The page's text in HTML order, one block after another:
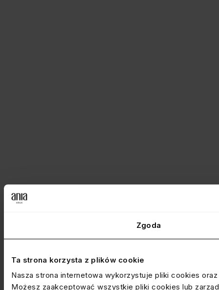
Zgoda
Ta strona korzysta z plików cookie
Nasza strona internetowa wykorzystuje pliki cookies
Możesz zaakceptować wszystkie pliki cookies lub